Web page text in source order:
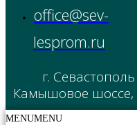
office@sev-
lesprom.ru
г. Севастополь
Камышовое шоссе,
MENUMENU